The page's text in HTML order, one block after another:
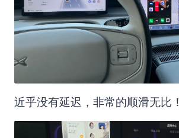
近乎没有延迟，非常的顺滑无比！